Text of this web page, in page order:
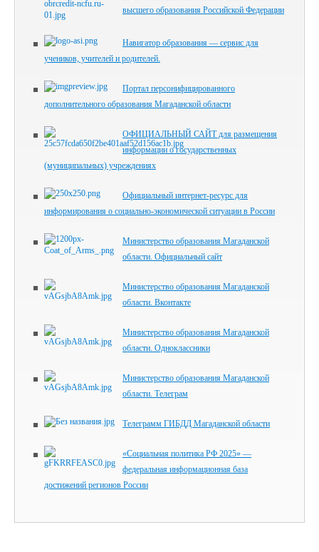
высшего образования Российской Федерации
Навигатор образования — сервис для
учеников, учителей и родителей.
Портал персонифицированного
дополнительного образования Магаданской области
ОФИЦИАЛЬНЫЙ САЙТ для размещения
информации о государственных
(муниципальных) учреждениях
Официальный интернет-ресурс для
информирования о социально-экономической ситуации в России
Министерство образования Магаданской
области. Официальный сайт
Министерство образования Магаданской
области. Вконтакте
Министерство образования Магаданской
области. Одноклассники
Министерство образования Магаданской
области. Телеграм
Телеграмм ГИБДД Магаданской области
«Социальная политика РФ 2025» —
федеральная информационная база
достижений регионов России